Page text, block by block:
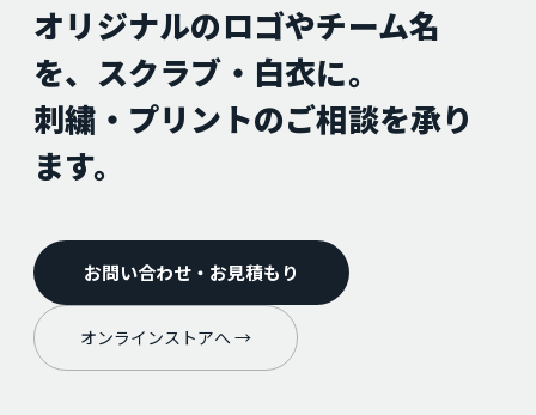
オリジナルのロゴやチーム名
を、スクラブ・白衣に。
刺繍・プリントのご相談を承り
ます。
お問い合わせ・お見積もり
オンラインストアへ →